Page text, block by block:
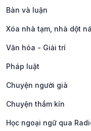
Bàn và luận
Xóa nhà tạm, nhà dột
Văn hóa - Giải trí
Pháp luật
Chuyện người già
Chuyện thầm kín
Học ngoại ngữ qua